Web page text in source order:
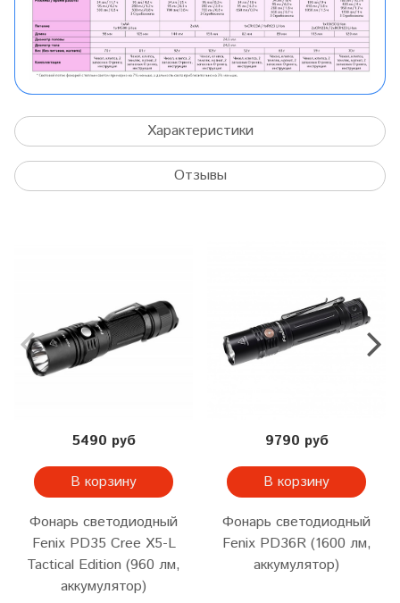
Характеристики
Отзывы
5490 руб
В корзину
Фонарь светодиодный
Fenix PD35 Cree X5-L
Tactical Edition (960 лм,
аккумулятор)
9790 руб
В корзину
Фонарь светодиодный
Fenix PD36R (1600 лм,
аккумулятор)